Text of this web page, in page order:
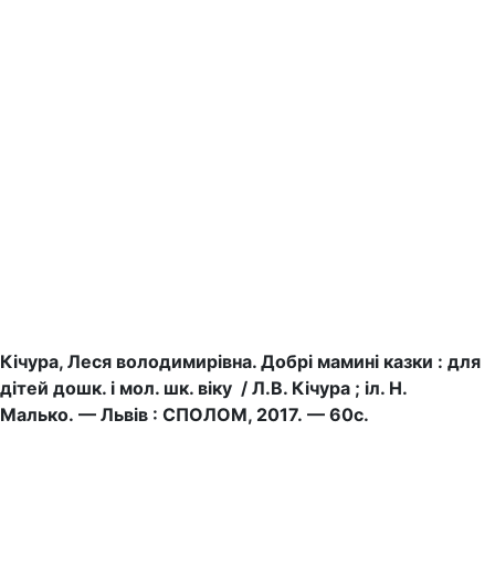
Кічура, Леся володимирівна. Добрі мамині казки : для
дітей дошк. і мол. шк. віку / Л.В. Кічура ; іл. Н.
Малько. — Львів : СПОЛОМ, 2017. — 60с.